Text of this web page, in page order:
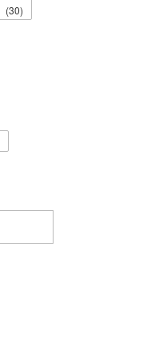
(30)